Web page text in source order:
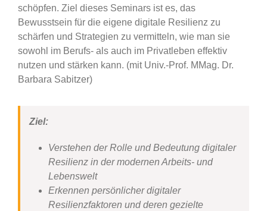
schöpfen. Ziel dieses Seminars ist es, das
Bewusstsein für die eigene digitale Resilienz zu
schärfen und Strategien zu vermitteln, wie man sie
sowohl im Berufs- als auch im Privatleben effektiv
nutzen und stärken kann. (mit Univ.-Prof. MMag. Dr.
Barbara Sabitzer)
Ziel:
Verstehen der Rolle und Bedeutung digitaler
Resilienz in der modernen Arbeits- und
Lebenswelt
Erkennen persönlicher digitaler
Resilienzfaktoren und deren gezielte